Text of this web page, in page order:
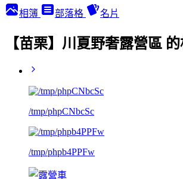
相簿 部落格 名片
【苗栗】川夏野奢露營區
/tmp/phpCNbcSc
/tmp/phpb4PPFw